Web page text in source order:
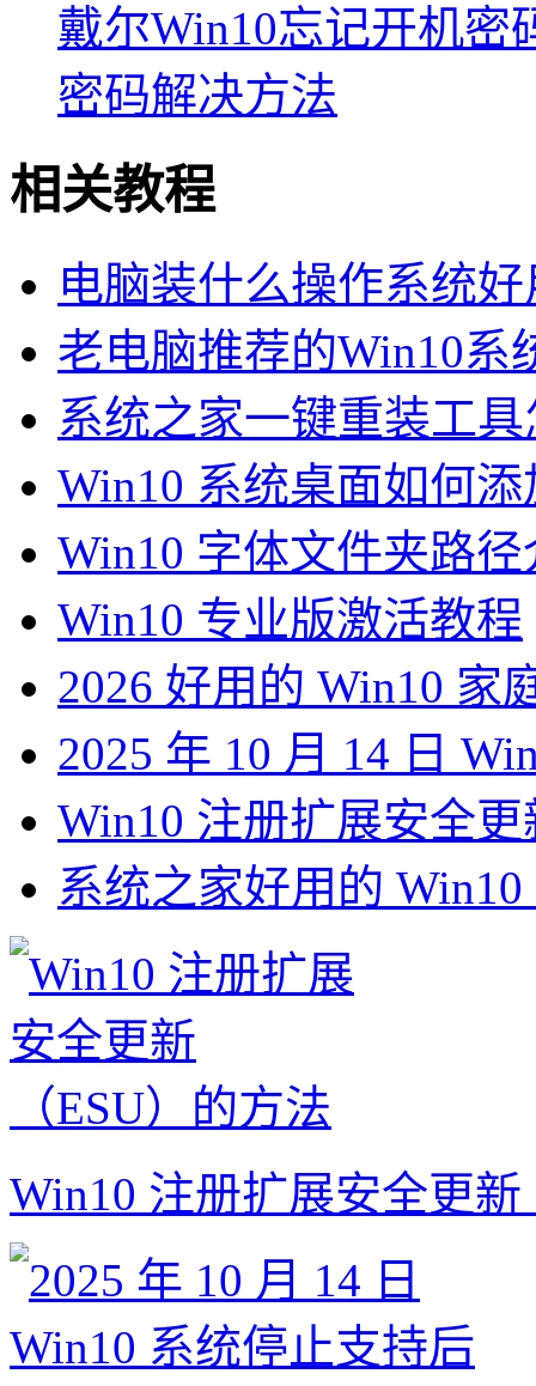
戴尔Win10忘记开机密
密码解决方法
相关教程
电脑装什么操作系统好
老电脑推荐的Win10系
系统之家一键重装工
Win10 系统桌面如何
Win10 字体文件夹路径
Win10 专业版激活教程
2026 好用的 Win10 家
2025 年 10 月 14 日
Win10 注册扩展安全
系统之家好用的
Win10 注册扩展安全更